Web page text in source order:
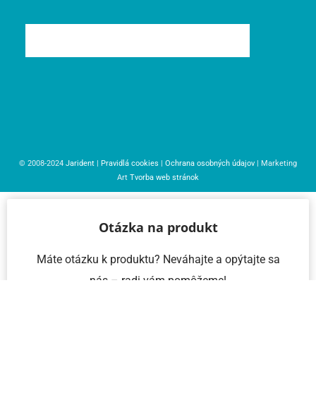
© 2008-2024 Jarident Pravidlá cookies Ochrana osobných údajov | Marketing
Art Tvorba web stránok
Otázka na produkt
Máte otázku k produktu? Neváhajte a opýtajte sa
nás – radi vám pomôžeme!